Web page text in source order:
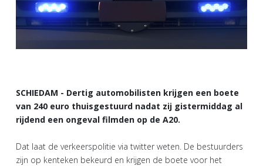
SCHIEDAM - Dertig automobilisten krijgen een boete
van 240 euro thuisgestuurd nadat zij gistermiddag al
rijdend een ongeval filmden op de A20.
Dat laat de verkeerspolitie via twitter weten. De bestuurders
zijn op kenteken bekeurd en krijgen de boete voor het